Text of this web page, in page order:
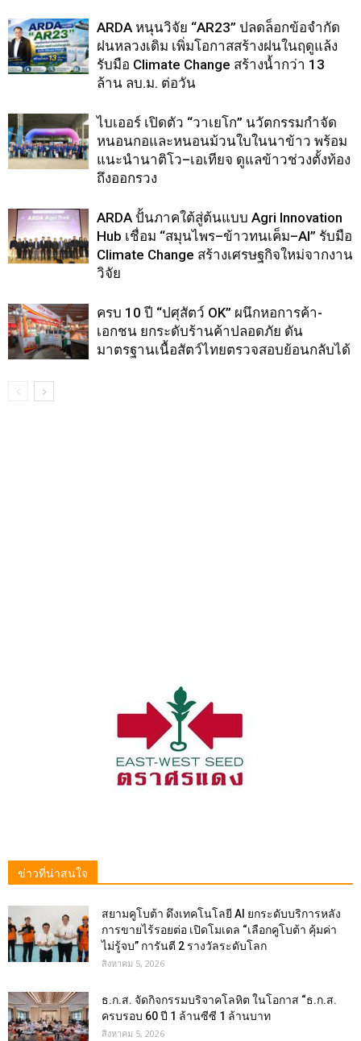
ARDA หนุนวิจัย “AR23” ปลดล็อกข้อจำกัด
ฝนหลวงเดิม เพิ่มโอกาสสร้างฝนในฤดูแล้ง
รับมือ Climate Change สร้างน้ำกว่า 13
ล้าน ลบ.ม. ต่อวัน
ไบเออร์ เปิดตัว “วาเยโก” นวัตกรรมกำจัด
หนอนกอและหนอนม้วนใบในนาข้าว พร้อม
แนะนำนาติโว–เอเทียจ ดูแลข้าวช่วงตั้งท้อง
ถึงออกรวง
ARDA ปั้นภาคใต้สู่ต้นแบบ Agri Innovation
Hub เชื่อม “สมุนไพร–ข้าวทนเค็ม–AI” รับมือ
Climate Change สร้างเศรษฐกิจใหม่จากงาน
วิจัย
ครบ 10 ปี “ปศุสัตว์ OK” ผนึกหอการค้า-
เอกชน ยกระดับร้านค้าปลอดภัย ดัน
มาตรฐานเนื้อสัตว์ไทยตรวจสอบย้อนกลับได้
ข่าวที่น่าสนใจ
สยามคูโบต้า ดึงเทคโนโลยี AI ยกระดับบริการหลัง
การขายไร้รอยต่อ เปิดโมเดล “เลือกคูโบต้า คุ้มค่า
ไม่รู้จบ” การันตี 2 รางวัลระดับโลก
สิงหาคม 5, 2026
ธ.ก.ส. จัดกิจกรรมบริจาคโลหิต ในโอกาส “ธ.ก.ส.
ครบรอบ 60 ปี 1 ล้านซีซี 1 ล้านบาท
สิงหาคม 5, 2026